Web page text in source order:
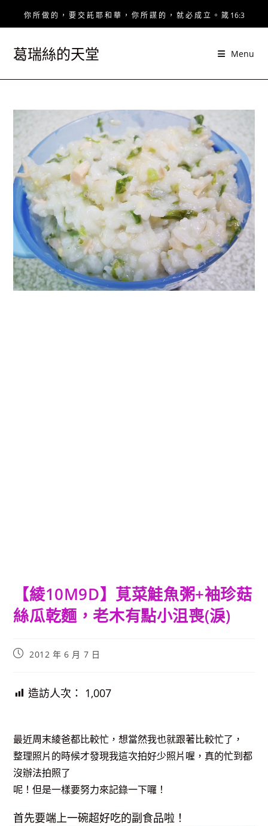
你 所 做 的 ， 要 交 託 耶 和 華 ， 你 所 謀 的 ， 就 必 成 立 。 箴 16:3
葛瑞絲的天堂 Menu
【綾10M9D】莧菜鮭魚粥+袖珍菇
絲瓜乾麵，老木有點小沮喪(淚)
Post2012 年 6 月 7 日
造訪人次： 1,007
最近周末綾爸都比較忙，想當然我也就跟著比較忙了，
整理照片的時候才發現我這次拍好少照片喔，真的忙到都
沒辦法拍照了
呢！但是一樣要努力來記錄一下囉！
首先要端上一碗超好吃的副食品啦！